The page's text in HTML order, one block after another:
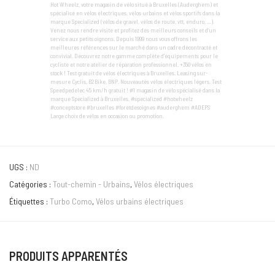
Hot Wheelz, votre magasin de vélo situé à Bruxelles (Auderghem) et
spécialisé en vélos électriques, vélos urbains et vélos sportifs dans la
marque Specialized (vélos de gravel, vélos de route, vtt, enduro, …).
Venez nous rendre visite et profitez des meilleurs conseils et d’un
service aux petits oignons. Depuis 1999 nous vous offrons les
meilleures références sur le marché dans un cadre décontracté et
convivial. Découvrez notre gamme complète d'équipements pour le
cycliste et notre atelier de réparation professionnel. +350 vélos en
stock ! Test gratuit de vélos électriques à Bruxelles. Leasing sur-
mesure Cyclis, B2Bike, BNP. Nouveautés vélos électriques légers. Test
Speedpedelec 45 km/h gratuit ! #1 magasin de vélo spécialisé dans la
marque Specialized à Bruxelles. #specialized #hotwheelz
#conceptstore #bruxelles #foretdesoignes #auderghem #ADEPS
Large choix de vélos en occasion ou promotion.
UGS : ND
Catégories : Tout-chemin - Urbains, Vélos électriques
Étiquettes : Turbo Como, Vélos urbains électriques
PRODUITS APPARENTÉS